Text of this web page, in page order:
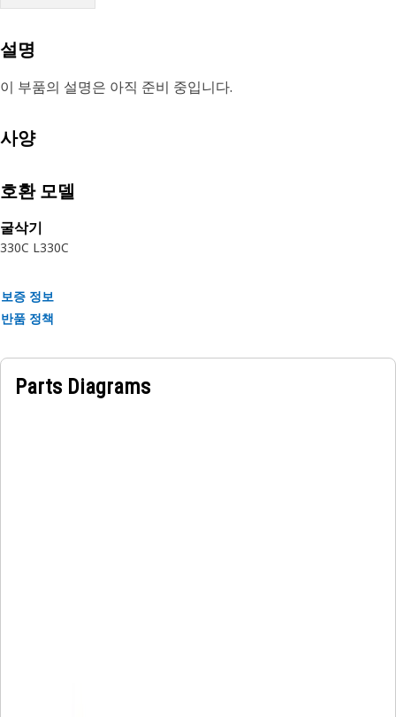
설명
이 부품의 설명은 아직 준비 중입니다.
사양
호환 모델
굴삭기
330C L330C
보증 정보
반품 정책
Parts Diagrams